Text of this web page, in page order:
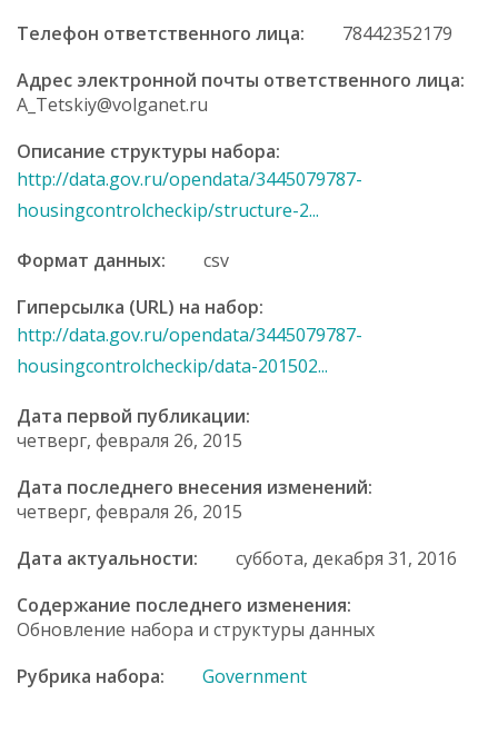
Телефон ответственного лица:
78442352179
Адрес электронной почты ответственного лица:
A_Tetskiy@volganet.ru
Описание структуры набора:
http://data.gov.ru/opendata/3445079787-
housingcontrolcheckip/structure-2...
Формат данных:
csv
Гиперсылка (URL) на набор:
http://data.gov.ru/opendata/3445079787-
housingcontrolcheckip/data-201502...
Дата первой публикации:
четверг, февраля 26, 2015
Дата последнего внесения изменений:
четверг, февраля 26, 2015
Дата актуальности:
суббота, декабря 31, 2016
Содержание последнего изменения:
Обновление набора и структуры данных
Рубрика набора:
Government